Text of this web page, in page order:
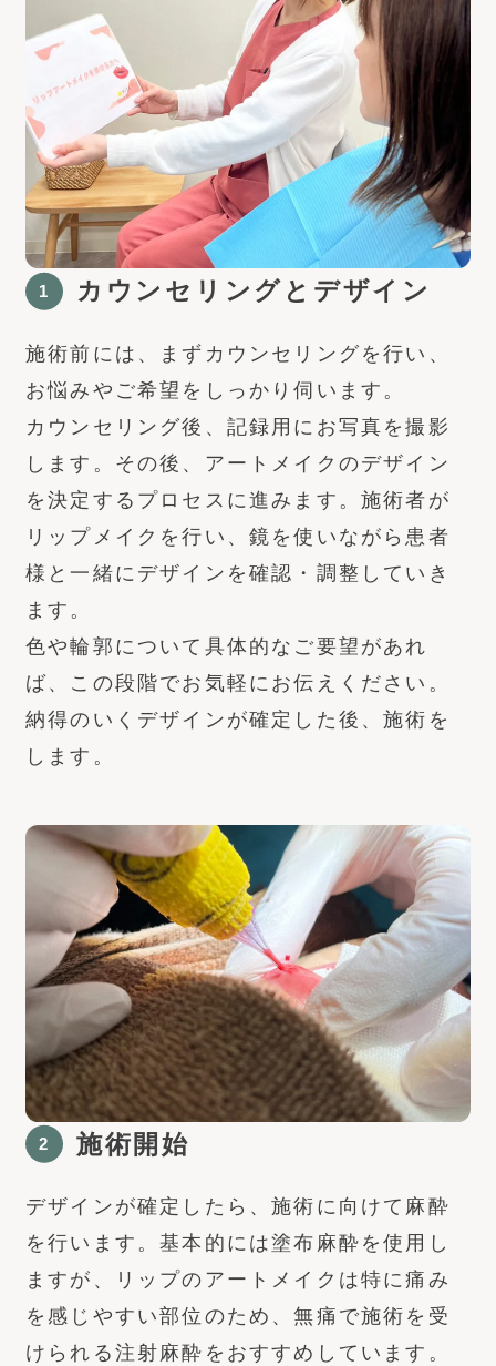
1 カウンセリングとデザイン
施術前には、まずカウンセリングを行い、
お悩みやご希望をしっかり伺います。
カウンセリング後、記録用にお写真を撮影
します。その後、アートメイクのデザイン
を決定するプロセスに進みます。施術者が
リップメイクを行い、鏡を使いながら患者
様と一緒にデザインを確認・調整していき
ます。
色や輪郭について具体的なご要望があれ
ば、この段階でお気軽にお伝えください。
納得のいくデザインが確定した後、施術を
します。
2 施術開始
デザインが確定したら、施術に向けて麻酔
を行います。基本的には塗布麻酔を使用し
ますが、リップのアートメイクは特に痛み
を感じやすい部位のため、無痛で施術を受
けられる注射麻酔をおすすめしています。